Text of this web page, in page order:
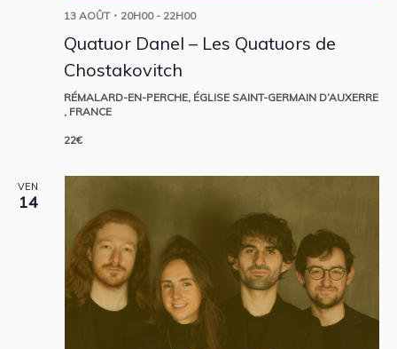
13 AOÛT・20H00- 22H00
Quatuor Danel – Les Quatuors de
Chostakovitch
RÉMALARD-EN-PERCHE, ÉGLISE SAINT-GERMAIN D’AUXERRE
, FRANCE
22€
VEN
14